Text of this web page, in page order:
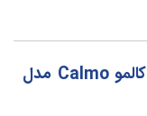
ویژگی های هیتر برقی سونا خشک کالمو Calmo مدل